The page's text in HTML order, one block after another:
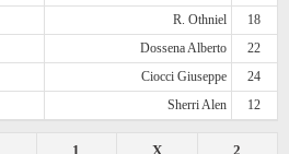
R. Othniel
18
Dossena Alberto
22
Ciocci Giuseppe
24
Sherri Alen 12
2
X
1